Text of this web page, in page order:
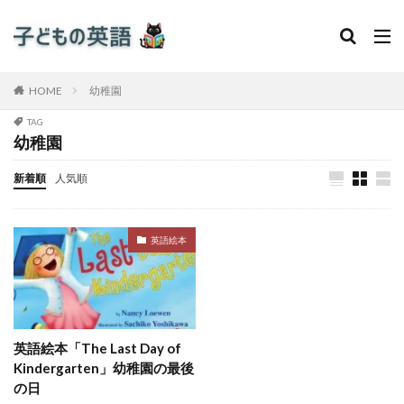
HOME 幼稚園
TAG
幼稚園
新着順 人気順
英語絵本
英語絵本「The Last Day of
Kindergarten」幼稚園の最後
の日